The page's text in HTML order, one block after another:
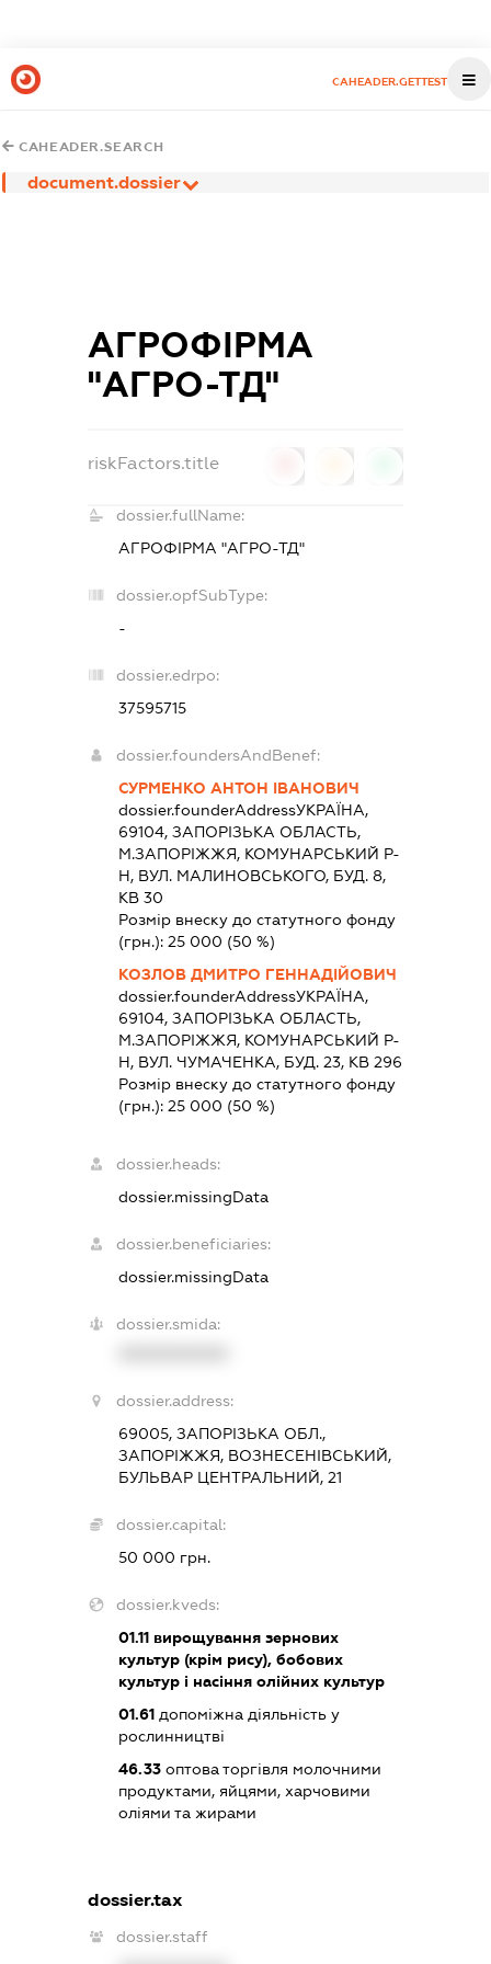
CAHEADER.GETTEST
CAHEADER.SEARCH
document.dossier
АГРОФІРМА
"АГРО-ТД"
riskFactors.title
dossier.fullName:
АГРОФІРМА "АГРО-ТД"
dossier.opfSubType:
-
dossier.edrpo:
37595715
dossier.foundersAndBenef:
СУРМЕНКО АНТОН ІВАНОВИЧ
dossier.founderAddressУКРАЇНА,
69104, ЗАПОРIЗЬКА ОБЛАСТЬ,
М.ЗАПОРІЖЖЯ, КОМУНАРСЬКИЙ Р-
Н, ВУЛ. МАЛИНОВСЬКОГО, БУД. 8,
КВ 30
Розмір внеску до статутного фонду
(грн.): 25 000 (50 %)
КОЗЛОВ ДМИТРО ГЕННАДІЙОВИЧ
dossier.founderAddressУКРАЇНА,
69104, ЗАПОРIЗЬКА ОБЛАСТЬ,
М.ЗАПОРІЖЖЯ, КОМУНАРСЬКИЙ Р-
Н, ВУЛ. ЧУМАЧЕНКА, БУД. 23, КВ 296
Розмір внеску до статутного фонду
(грн.): 25 000 (50 %)
dossier.heads:
dossier.missingData
dossier.beneficiaries:
dossier.missingData
dossier.smida:
dossier.address:
69005, ЗАПОРІЗЬКА ОБЛ.,
ЗАПОРІЖЖЯ, ВОЗНЕСЕНІВСЬКИЙ,
БУЛЬВАР ЦЕНТРАЛЬНИЙ, 21
dossier.capital:
50 000 грн.
dossier.kveds:
01.11вирощування зернових
культур (крім рису), бобових
культур і насіння олійних культур
01.61допоміжна діяльність у
рослинництві
46.33оптова торгівля молочними
продуктами, яйцями, харчовими
оліями та жирами
dossier.tax
dossier.staff